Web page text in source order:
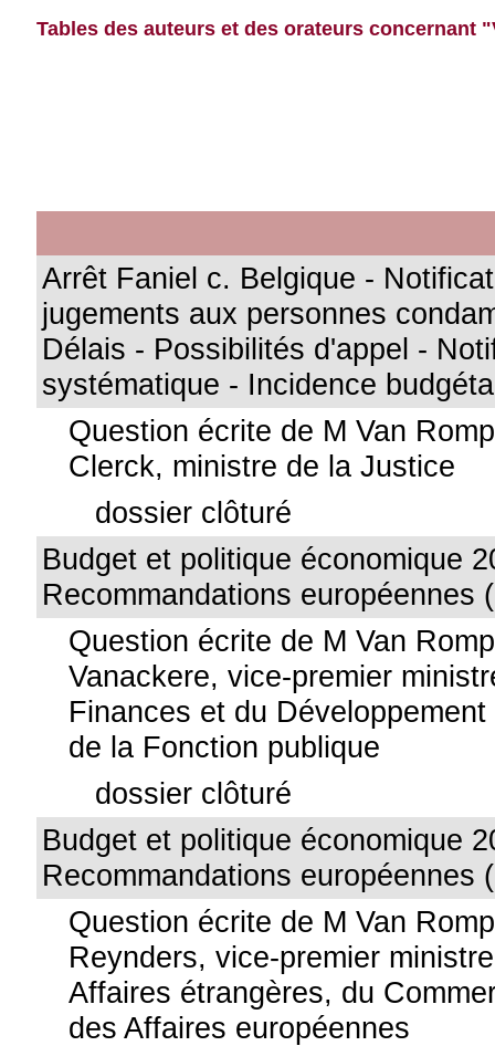
Tables des auteurs et des orateurs concernant
Arrêt Faniel c. Belgique -
jugements aux personnes
Délais - Possibilités d'appel -
systématique - Incidence
Question écrite de M Van
Clerck, ministre de la Justice
dossier clôturé
Budget et politique économique
Recommandations européennes
Question écrite de M Van
Vanackere, vice-premier
Finances et du
de la Fonction publique
dossier clôturé
Budget et politique économique
Recommandations européennes
Question écrite de M Van
Reynders, vice-premier
Affaires étrangères, du
des Affaires européennes